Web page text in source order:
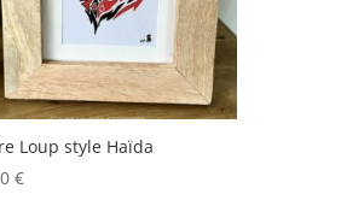
Loup style Haïda
€